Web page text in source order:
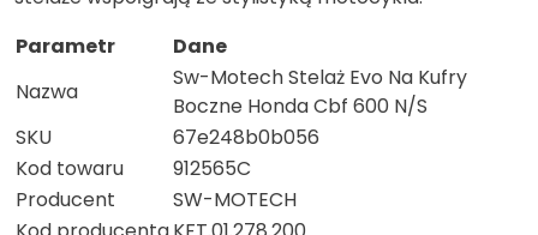
Parametr
Dane
Nazwa
Sw-Motech Stelaż Evo Na Kufry
Boczne Honda Cbf 600 N/S
SKU
67e248b0b056
Kod towaru
912565C
Producent
SW-MOTECH